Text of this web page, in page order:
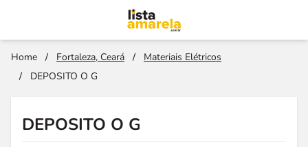
Home / Fortaleza, Ceará /
Materiais Elétricos
/
DEPOSITO O G
DEPOSITO O G